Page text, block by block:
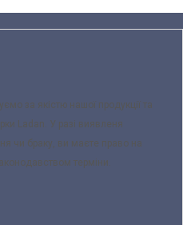
за якістю нашої продукції та
Ladan. У разі виявленя
чи браку, ви маєте право на
терміни.